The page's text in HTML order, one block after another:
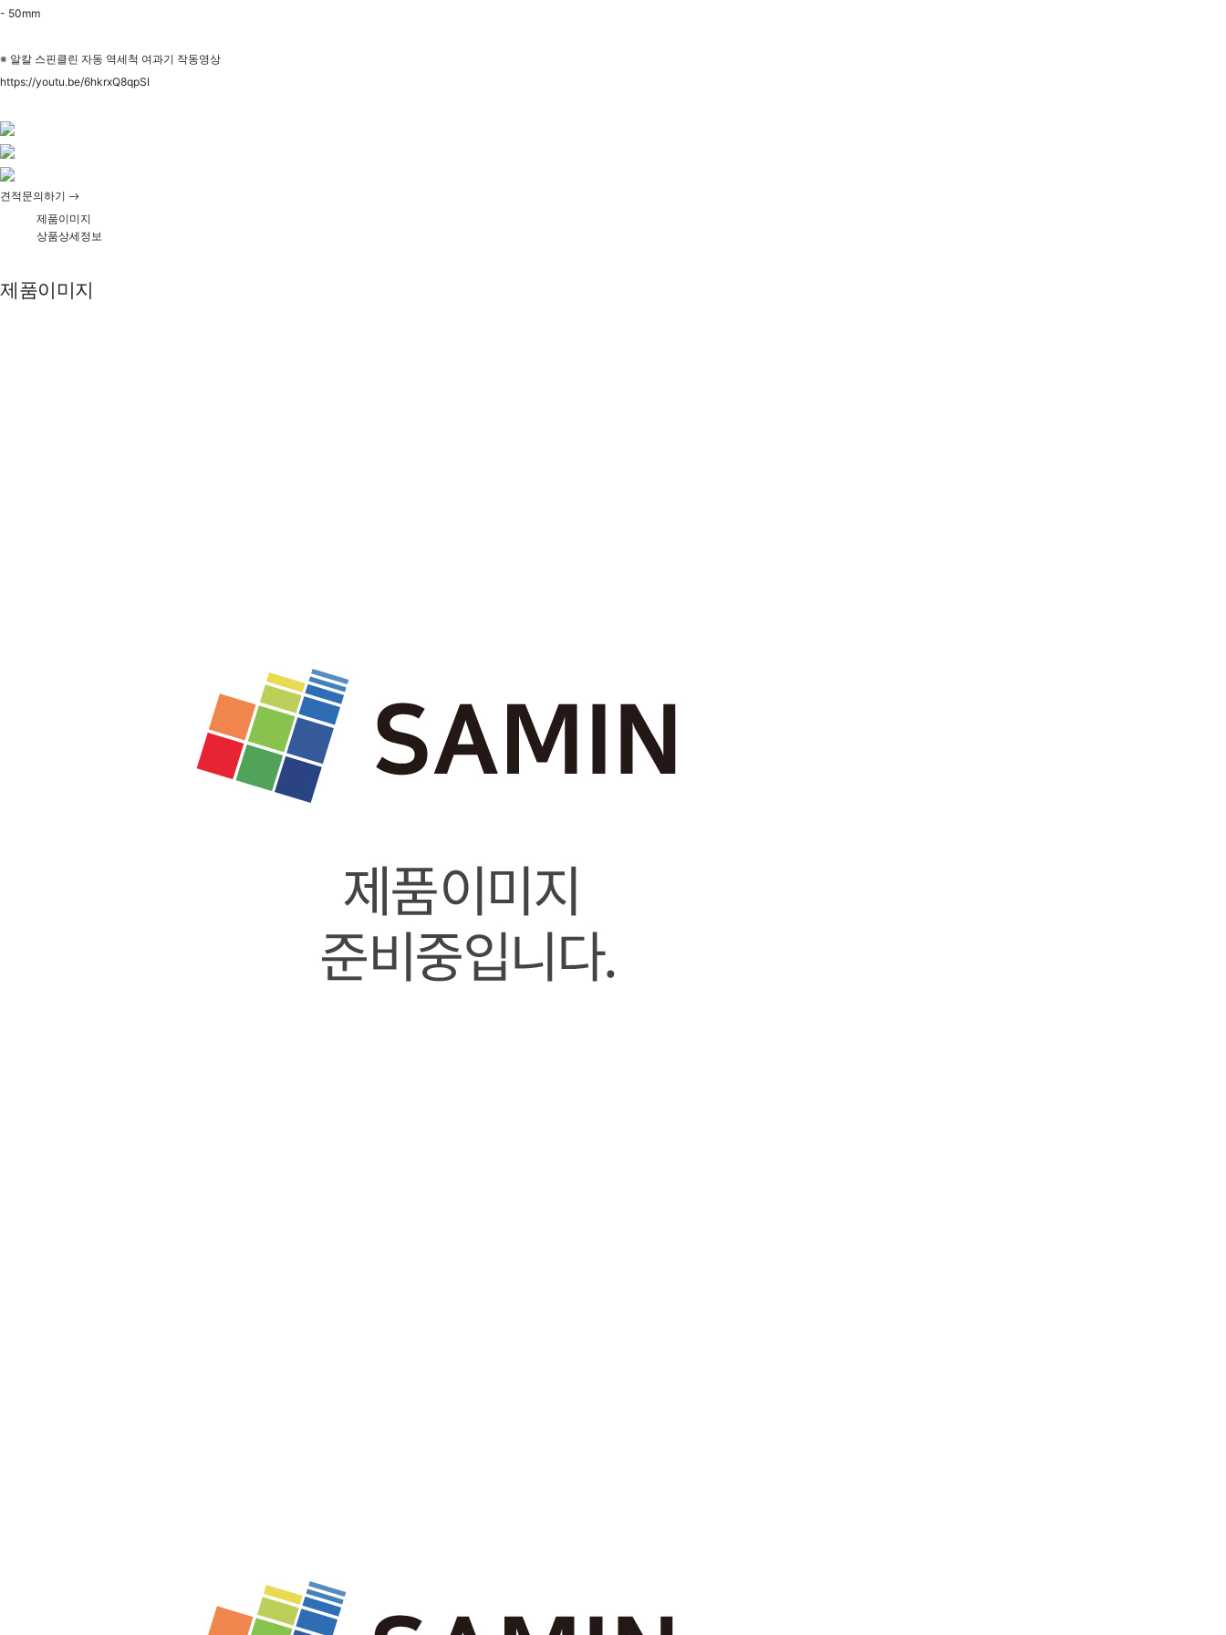
- 50mm
※ 알칼 스핀클린 자동 역세척 여과기 작동영상
https://youtu.be/6hkrxQ8qpSI
견적문의하기
제품이미지
상품상세정보
제품이미지